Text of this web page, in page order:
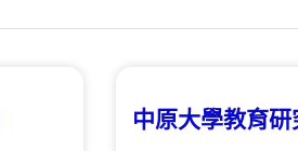
中原大學教育